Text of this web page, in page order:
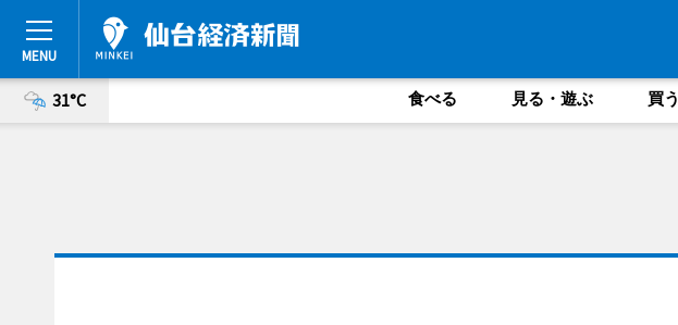
31°C 食べる 見る・遊ぶ 買う